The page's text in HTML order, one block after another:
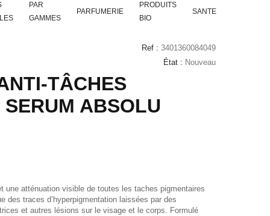
PAR
GAMMES
PARFUMERIE
PRODUITS
BIO
SANTE
Ref : 3401360084049
État : Nouveau
TÂCHES
ABSOLU
une atténuation visible de toutes les taches pigmentaires
des traces d’hyperpigmentation laissées par des
et autres lésions sur le visage et le corps. Formulé